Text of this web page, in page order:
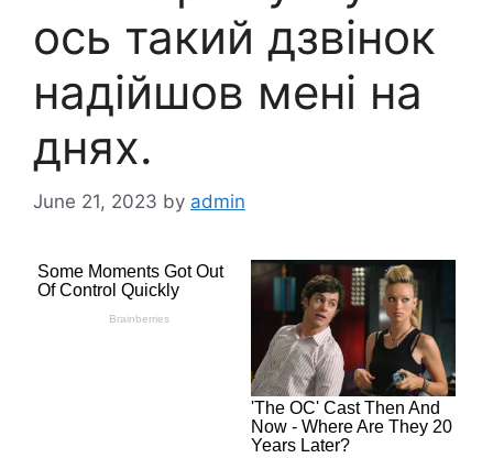
ось такий дзвінок
надійшов мені на
днях.
June 21, 2023 by admin